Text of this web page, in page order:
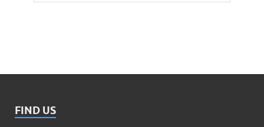
FIND US